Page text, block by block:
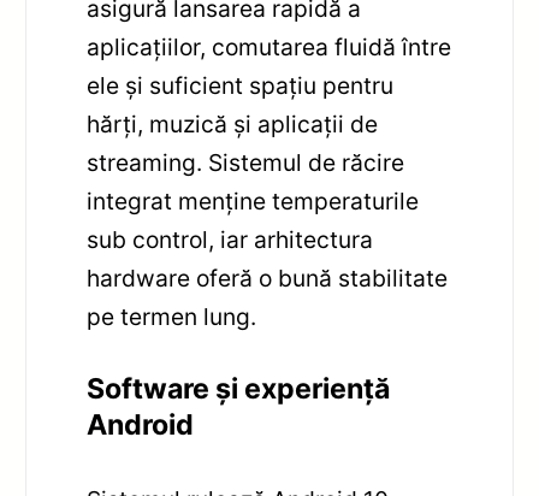
asigură lansarea rapidă a
aplicațiilor, comutarea fluidă între
ele și suficient spațiu pentru
hărți, muzică și aplicații de
streaming. Sistemul de răcire
integrat menține temperaturile
sub control, iar arhitectura
hardware oferă o bună stabilitate
pe termen lung.
Software și experiență
Android